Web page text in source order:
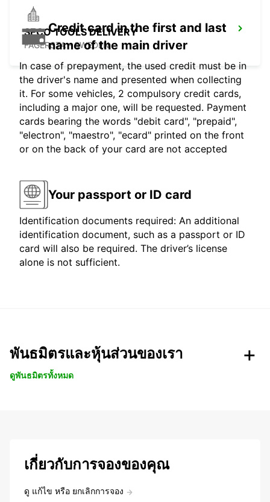
SECO TOOLS DELIVERY
FAGERSTA - SWEDEN
Credit card in the first and last
name of the main driver
In case of prepayment, the used credit must be in
the driver's name and presented when collecting
it. For some vehicles, 2 compulsory credit cards,
including a major one, will be requested. Payment
cards bearing the words "debit card", "prepaid",
"electron", "maestro", "ecard" printed on the front
or on the back of your card are not accepted
Your passport or ID card
Identification documents required: An additional
identification document, such as a passport or ID
card will also be required. The driver’s license
alone is not sufficient.
พันธมิตรและหุ้นส่วนของเรา
ดูพันธมิตรทั้งหมด
เกี่ยวกับการจองของคุณ
ดู แก้ไข หรือ ยกเลิกการจอง